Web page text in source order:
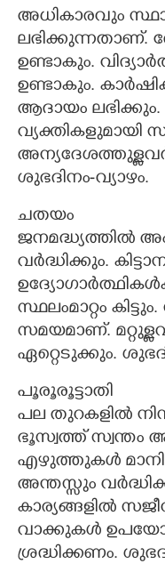
അധികാരവും
ലഭിക്കുന്നതാണ്.
ഉണ്ടാകും.
ഉണ്ടാകും.
ആദായം
ശുഭദിനം-വ്യാഴം.
ചതയം
ജനമദ്ധ്യത്തിൽ
വർദ്ധിക്കും.
സ്ഥലംമാറ്റം
സമയമാണ്.
ഏറ്റെടുക്കും.
പൂരൂരൂട്ടാതി
പല തുറകളിൽ
ഭൂസ്വത്ത് സ്വന്തം
എഴുത്തുകൾ
അന്തസ്സും
കാര്യങ്ങളിൽ
വാക്കുകൾ
ശ്രദ്ധിക്കണം.